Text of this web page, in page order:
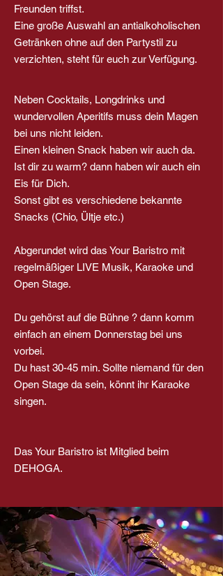
Freunden triffst.
Eine große Auswahl an antialkoholischen
Getränken ohne auf den Partystil zu
verzichten, steht für euch zur Verfügung.
Neben Cocktails, Longdrinks und
wundervollen Aperitifs muss dein Magen
bei uns nicht leiden.
Einen kleinen Snack haben wir auch da.
Ist dir zu warm? dann haben wir auch ein
Eis für Dich.
Sonst gibt es verschiedene bekannte
Snacks (Chio, Ültje etc.)
Abgerundet wird das Your Baristro mit
regelmäßiger LIVE Musik, Karaoke und
Open Stage.
Du gehörst auf die Bühne ? dann komm
einfach an einem Donnerstag bei uns
vorbei.
Du hast 30-45 min. Sollte niemand für den
Open Stage da sein, könnt ihr Karaoke
singen.
Das Your Baristro ist Mitglied beim
DEHOGA.